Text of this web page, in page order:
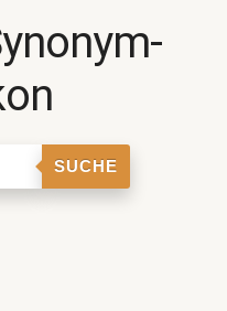
SUCHE